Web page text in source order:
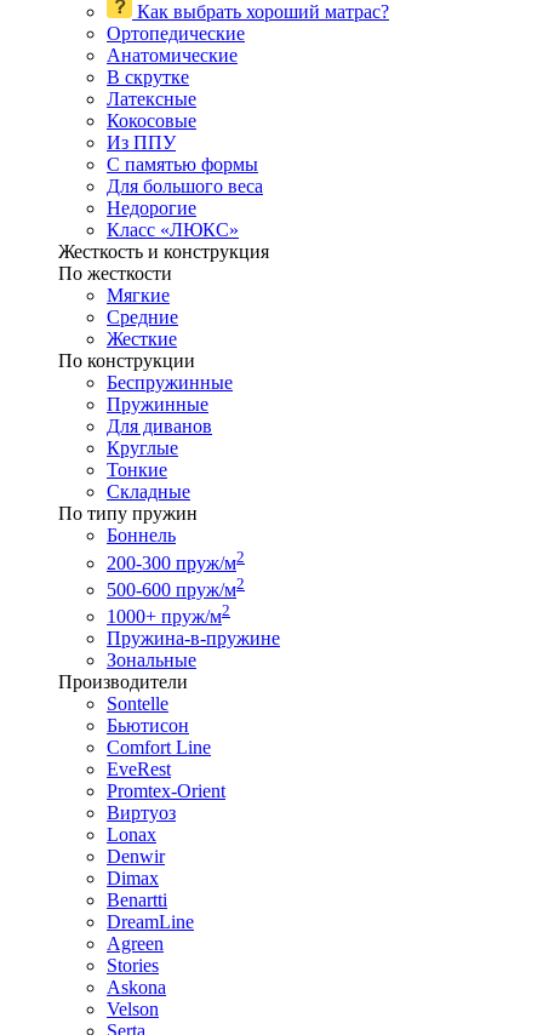
Как выбрать хороший матрас?
Ортопедические
Анатомические
В скрутке
Латексные
Кокосовые
Из ППУ
С памятью формы
Для большого веса
Недорогие
Класс «ЛЮКС»
Жесткость и конструкция
По жесткости
Мягкие
Средние
Жесткие
По конструкции
Беспружинные
Пружинные
Для диванов
Круглые
Тонкие
Складные
По типу пружин
Боннель
200-300 пруж/м2
500-600 пруж/м2
1000+ пруж/м2
Пружина-в-пружине
Зональные
Производители
Sontelle
Бьютисон
Comfort Line
EveRest
Promtex-Orient
Виртуоз
Lonax
Denwir
Dimax
Benartti
DreamLine
Agreen
Stories
Askona
Velson